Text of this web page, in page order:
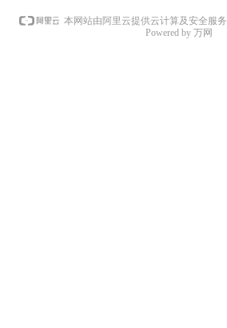
本网站由阿里云提供云计算及安全服务
Powered by 万网